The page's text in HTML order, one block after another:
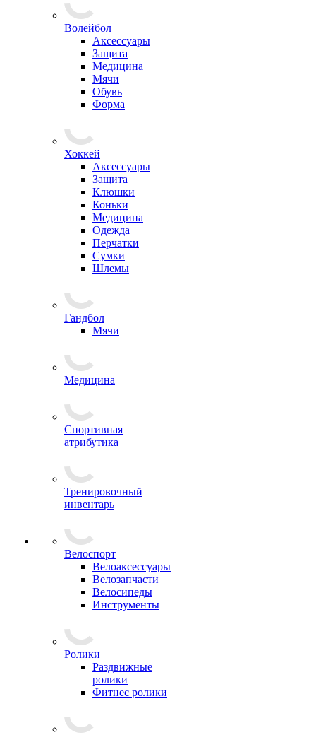
Волейбол
Аксессуары
Защита
Медицина
Мячи
Обувь
Форма
Хоккей
Аксессуары
Защита
Клюшки
Коньки
Медицина
Одежда
Перчатки
Сумки
Шлемы
Гандбол
Мячи
Медицина
Спортивная
атрибутика
Тренировочный
инвентарь
Велоспорт
Велоаксессуары
Велозапчасти
Велосипеды
Инструменты
Ролики
Раздвижные
ролики
Фитнес ролики